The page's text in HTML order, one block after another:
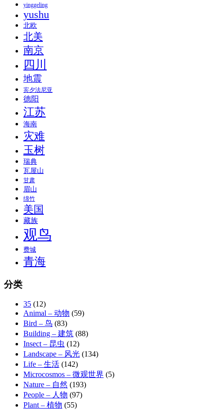
yinggeling
yushu
北欧
北美
南京
四川
地震
宾夕法尼亚
德阳
江苏
海南
灾难
玉树
瑞典
瓦屋山
甘肃
眉山
绵竹
美国
藏族
观鸟
费城
青海
分类
35 (12)
Animal – 动物 (59)
Bird – 鸟 (83)
Building – 建筑 (88)
Insect – 昆虫 (12)
Landscape – 风光 (134)
Life – 生活 (142)
Microcosmos – 微观世界 (5)
Nature – 自然 (193)
People – 人物 (97)
Plant – 植物 (55)